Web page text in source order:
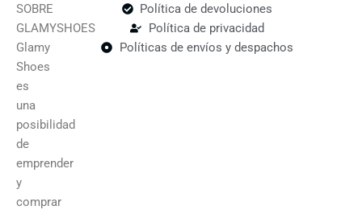
SOBRE
GLAMYSHOES
Glamy
Shoes
es
una
posibilidad
de
emprender
y
comprar
Política de devoluciones
Política de privacidad
Políticas de envíos y despachos